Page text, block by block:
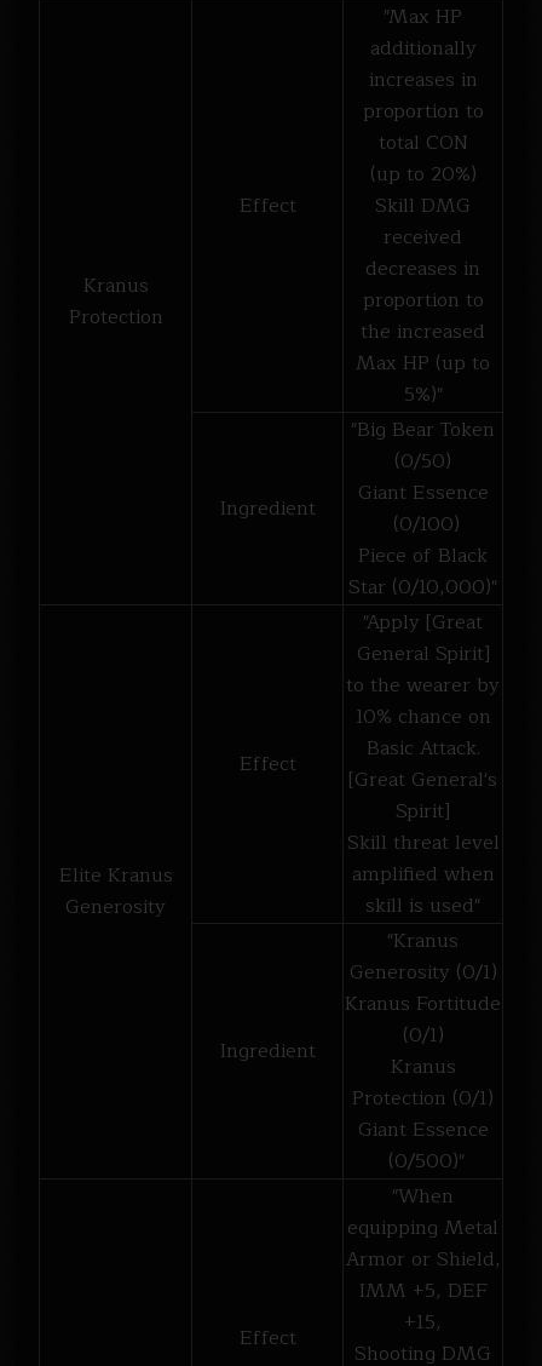
Kranus
Protection
Effect
"Max HP
additionally
increases in
proportion to
total CON
(up to 20%)
Skill DMG
received
decreases in
proportion to
the increased
Max HP (up to
5%)"
Ingredient
"Big Bear Token
(0/50)
Giant Essence
(0/100)
Piece of Black
Star (0/10,000)"
Elite Kranus
Generosity
Effect
"Apply [Great
General Spirit]
to the wearer by
10% chance on
Basic Attack.
[Great General's
Spirit]
Skill threat level
amplified when
skill is used"
Ingredient
"Kranus
Generosity (0/1)
Kranus Fortitude
(0/1)
Kranus
Protection (0/1)
Giant Essence
(0/500)"
Effect
"When
equipping Metal
Armor or Shield,
IMM +5, DEF
+15,
Shooting DMG